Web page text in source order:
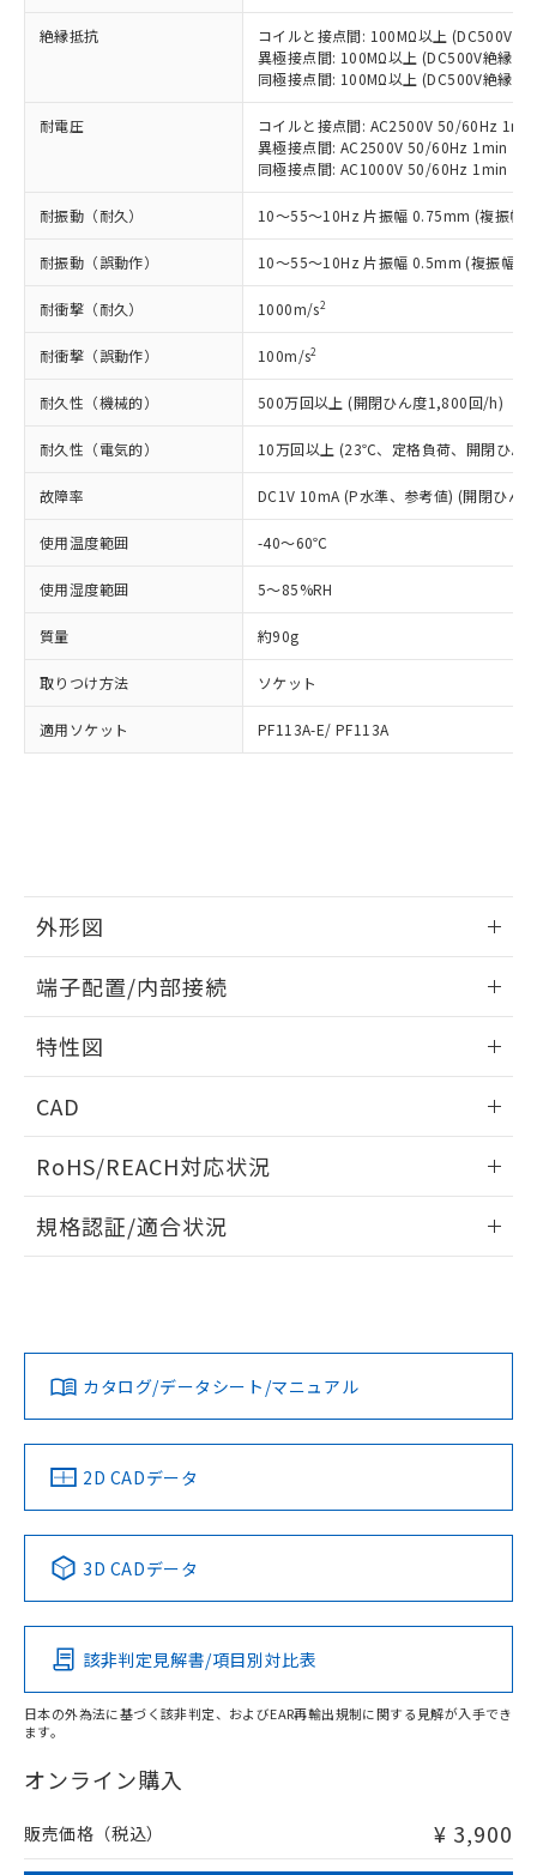
絶縁抵抗
コイルと接点間: 100MΩ以上 (DC500V絶
異極接点間: 100MΩ以上 (DC500V絶縁抵
同極接点間: 100MΩ以上 (DC500V絶縁抵
耐電圧
コイルと接点間: AC2500V 50/60Hz 1min
異極接点間: AC2500V 50/60Hz 1min
同極接点間: AC1000V 50/60Hz 1min
耐振動（耐久） 10～55～10Hz 片振幅 0.75mm (複振幅
耐振動（誤動作） 10～55～10Hz 片振幅 0.5mm (複振幅
耐衝撃（耐久） 1000m/s2
耐衝撃（誤動作） 100m/s2
耐久性（機械的） 500万回以上 (開閉ひん度1,800回/h)
耐久性（電気的） 10万回以上 (23℃、定格負荷、開閉ひん
故障率 DC1V 10mA (P水準、参考値) (開閉ひん
使用温度範囲 -40～60℃
使用湿度範囲 5～85%RH
質量 約90g
取りつけ方法 ソケット
適用ソケット PF113A-E/ PF113A
外形図
外形図
端子配置/内部接続
端子配置/内部接続
特性図
開閉容量
CAD
ドすることができます。
ログイン/会員登録
ダウンロードデータをご利用いただく前に、以下を必ずお読
みください。
ソフトウェアの使用条件
RoHS/REACH対応状況
EU RoHS 注意事項・凡例
対応済み
中国 RoHS 注意事項・凡例
Pb Hg Cd Cr(VI)
O
在庫等で未対応品が混在する可能性があります。
問い合わせください。
規格認証/適合状況
LR型式承認
（イギリス
船舶規格）
DNV型式承認
（ノルウェー
BV型式承認
（フランス
KR型式
（韓国
No No No No
この製品の規格認証/適合状況ページへ
その他の認証はこちらのページからご検索ください
カタログ/データシート/マニュアル
2D CADデータ
3D CADデータ
該非判定見解書/項目別対比表
日本の外為法に基づく該非判定、およびEAR再輸出規制に関する見解が入手でき
ます。
オンライン購入
販売価格（税込） ¥ 3,900
本サービスの対象外となる商品もある
ことをご了承ください。
在庫状況および標準価格照会結果は、
記載している更新日時点での社内デー
タに基づき作成されるものであり、閲
覧された時点での実際の在庫および標
準価格とは異なる場合があることをご
正式な納期状況および標準価格はお客
様のお取引先、またはお客様担当のオ
ムロン制御機器販売店・当社販売員に
ご相談ください。
オムロン制御機器販売店や当社販売拠
点は「
販売ネットワーク
在庫状況および標準価格結果を当社の
事前の承諾なく第三者に漏洩または開
示しないようお願いします。
マイパーツ機能（部品リスト作成サー
ビス）をご利用いただくには、I-Web
お客様が当ウェブサイト上で当社にご
および当社の共同利用者が、当社の製
品・サービスに関するお客様との取
引・商談に必要な範囲で利用すること
をご了承ください。
※当社の共同利用者とは、"個人情報
の共同利用に関して"
の「1.共同利
仕入先様の事情により、非含有部品として
いたものが、含有品と判明した場合などや
むを得ず変更することがあります。
鉛(Pb) 1000ppm以下、 水銀(Hg) 1000ppm以下、 カド
ミウム(Cd) 100ppm以下、
六価クロム(Cr(Ⅵ)) 1000ppm以下、ポリ臭化ビフェニル
ル) (DEHP)(別名：DOP) 1000ppm以下、フタル酸ブチ
ルベンジル（BBP） 1000ppm以下、フタル酸ジブチル
（DBP） 1000ppm以下、フタル酸ジイソブチル
(DIBP) 1000ppm以下
適用除外項目は除く。
フタル酸エステル類の４物質については閾値を超える意
図的な使用がないことを確認しています。
※2 対応予定月
部品在庫の切り替え状況などにより、予定
月が前後することがあります。
※3 非含有証明書ダウンロード
下記の非含有証明書をダウンロードするこ
EU RoHS指令（10物質）の非含有証明書
51物質の非含有証明書（当社基準）
荷製品に未対応品が混在することから備考
欄に対応日を記載しておりました。
していることから、特段のことがない限
り、2022年1月12日より割愛しておりま
す。
「×」：最大均質材料含有率が中国RoHSの
基準値を超えていることを示します。
「－」：未確認です。当社販売部門へお問
*中国RoHS10物質の基準値 (GB/T26572)：
Pb(鉛) :1000ppm、 Hg(水銀) : 1000ppm、 Cd(カドミウ
Cr(Ⅵ)(六価クロム) : 1000ppm、 PBBs(ポリ臭化ビフェ
ニル類) : 1000ppm、 PBDEs(ポリ臭化ジフェニルエーテ
ル類) : 1000ppm、
DBP(フタル酸ジブチル) : 1000ppm、 DIBP(フタル酸ジ
イソブチル) : 1000ppm、 BBP(フタル酸ブチルベンジ
DEHP(フタル酸ビス(2-エチルヘキシル)) : 1000ppm
※2 環境保護使用期限
「ｅ」：有害物質（10物質）のすべてが基
準値以下であることを示します。
「10」：通常の使用状況下において有害物
質が外部に漏えいし、環境に深刻な影響を
及ぼさない年数を意味します。
「－」：未確認です。当社販売部門へお問
い合わせください。
当社は、これら貴社製品のうち、外国
為替および外国貿易法に定める商品
（以下｢規制貨物等」という）を輸出
または国外への提供する場合は、日本
国政府の輸出許可(または役務取引許
可)を取得するなどの必要な手続きを
当社は規制貨物を破棄する場合は、完
全に破砕するなど、違法に輸出されな
いよう必要な手段を講じます。
当社は貴社製品を、核兵器、ミサイ
ル、化学兵器、生物兵器またはその他
武器並びにこれらの製造装置等に一切
使用いたしません。
当社は、貴社製品を第三者に販売する
場合は、上記1、2および3の内容を当
該第三者に通知します。また当社は、
販売先および販売に係わる関係者が違
法に輸出するおそれがある場合は、取
り引きをいたしません。
○ 一定数以上の在庫あり
△ 一定数には満たないが在庫あり
－
在庫なし(最新の在庫状況につ
いては、お客様のお取引先、ま
たはお客様担当のオムロン制御
機器販売店・当社販売員にご確
認ください)
情報を公開していない機種